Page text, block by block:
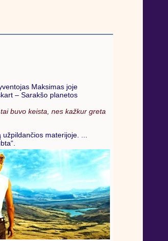
Maksimas joje
– Sarakšo planetos
buvo keista, nes kažkur greta
materijoje. ...